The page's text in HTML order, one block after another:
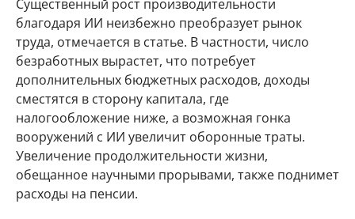
Существенный рост производительности
благодаря ИИ неизбежно преобразует рынок
труда, отмечается в статье. В частности, число
безработных вырастет, что потребует
дополнительных бюджетных расходов, доходы
сместятся в сторону капитала, где
налогообложение ниже, а возможная гонка
вооружений с ИИ увеличит оборонные траты.
Увеличение продолжительности жизни,
обещанное научными прорывами, также поднимет
расходы на пенсии.